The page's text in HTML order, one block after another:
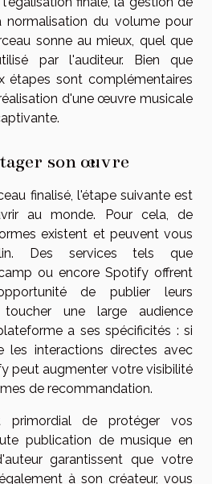
du volume pour
sonne au mieux, quel que
par l'auditeur. Bien que
étapes sont complémentaires
d'une œuvre musicale
son œuvre
finalisé, l'étape suivante est
au monde. Pour cela, de
existent et peuvent vous
Des services tels que
ou encore Spotify offrent
de publier leurs
une large audience
a ses spécificités : si
les interactions directes avec
peut augmenter votre visibilité
de recommandation.
primordial de protéger vos
publication de musique en
garantissent que votre
à son créateur, vous